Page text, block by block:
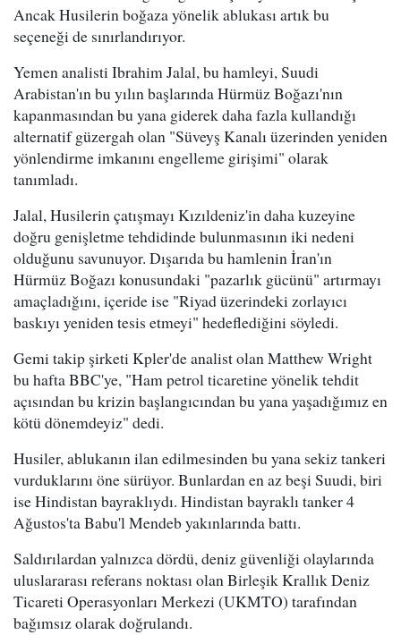
Ancak Husilerin boğaza yönelik ablukası artık bu
seçeneği de sınırlandırıyor.
Yemen analisti Ibrahim Jalal, bu hamleyi, Suudi
Arabistan'ın bu yılın başlarında Hürmüz Boğazı'nın
kapanmasından bu yana giderek daha fazla kullandığı
alternatif güzergah olan "Süveyş Kanalı üzerinden yeniden
yönlendirme imkanını engelleme girişimi" olarak
tanımladı.
Jalal, Husilerin çatışmayı Kızıldeniz'in daha kuzeyine
doğru genişletme tehdidinde bulunmasının iki nedeni
olduğunu savunuyor. Dışarıda bu hamlenin İran'ın
Hürmüz Boğazı konusundaki "pazarlık gücünü" artırmayı
amaçladığını, içeride ise "Riyad üzerindeki zorlayıcı
baskıyı yeniden tesis etmeyi" hedeflediğini söyledi.
Gemi takip şirketi Kpler'de analist olan Matthew Wright
bu hafta BBC'ye, "Ham petrol ticaretine yönelik tehdit
açısından bu krizin başlangıcından bu yana yaşadığımız en
kötü dönemdeyiz" dedi.
Husiler, ablukanın ilan edilmesinden bu yana sekiz tankeri
vurduklarını öne sürüyor. Bunlardan en az beşi Suudi, biri
ise Hindistan bayraklıydı. Hindistan bayraklı tanker 4
Ağustos'ta Babu'l Mendeb yakınlarında battı.
Saldırılardan yalnızca dördü, deniz güvenliği olaylarında
uluslararası referans noktası olan Birleşik Krallık Deniz
Ticareti Operasyonları Merkezi (UKMTO) tarafından
bağımsız olarak doğrulandı.